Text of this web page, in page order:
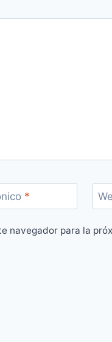
*
navegador para la